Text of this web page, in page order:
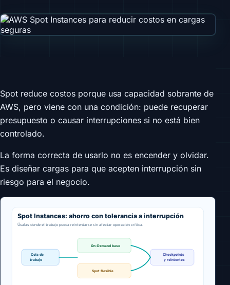
Spot reduce costos porque usa capacidad sobrante de
AWS, pero viene con una condición: puede recuperar
presupuesto o causar interrupciones si no está bien
controlado.
La forma correcta de usarlo no es encender y olvidar.
Es diseñar cargas para que acepten interrupción sin
riesgo para el negocio.